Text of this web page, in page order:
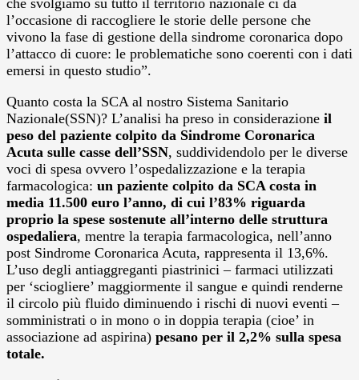
l’occasione di raccogliere le storie delle persone che
vivono la fase di gestione della sindrome coronarica dopo
l’attacco di cuore: le problematiche sono coerenti con i dati
emersi in questo studio”.
Quanto costa la SCA al nostro Sistema Sanitario
Nazionale(SSN)? L’analisi ha preso in considerazione il
peso del paziente colpito da Sindrome Coronarica
Acuta sulle casse dell’SSN, suddividendolo per le diverse
voci di spesa ovvero l’ospedalizzazione e la terapia
farmacologica: un paziente colpito da SCA costa in
media 11.500 euro l’anno, di cui l’83% riguarda
proprio la spese sostenute all’interno delle struttura
ospedaliera, mentre la terapia farmacologica, nell’anno
post Sindrome Coronarica Acuta, rappresenta il 13,6%.
L’uso degli antiaggreganti piastrinici – farmaci utilizzati
per ‘sciogliere’ maggiormente il sangue e quindi renderne
il circolo più fluido diminuendo i rischi di nuovi eventi –
somministrati o in mono o in doppia terapia (cioe’ in
associazione ad aspirina) pesano per il 2,2% sulla spesa
totale.